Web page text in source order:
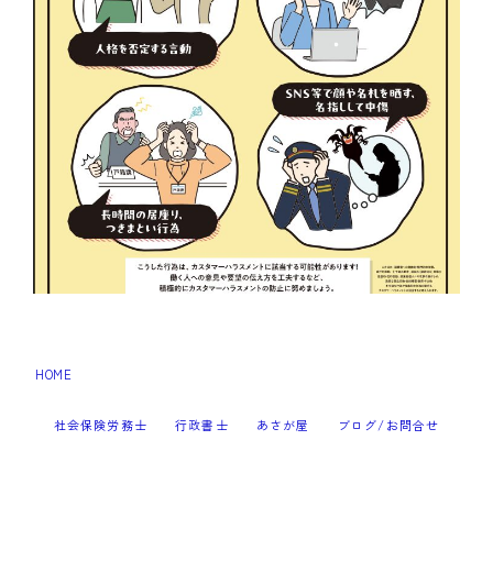
HOME
社会保険労務士 行政書士 あさが屋 ブログ/お問合せ